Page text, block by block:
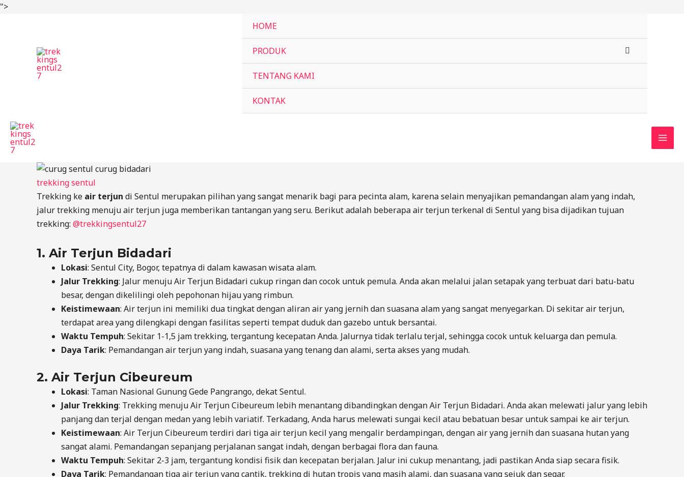
">Skip
HOME
PRODUK
TENTANG KAMI
KONTAK
trekking sentul
Trekking ke air terjun di Sentul merupakan pilihan yang sangat menarik bagi para pecinta alam, karena selain menyajikan pemandangan alam yang indah,
jalur trekking menuju air terjun juga memberikan tantangan yang seru. Berikut adalah beberapa air terjun terkenal di Sentul yang bisa dijadikan tujuan
trekking: @trekkingsentul27
1. Air Terjun Bidadari
Lokasi: Sentul City, Bogor, tepatnya di dalam kawasan wisata alam.
Jalur Trekking: Jalur menuju Air Terjun Bidadari cukup ringan dan cocok untuk pemula. Anda akan melalui jalan setapak yang terbuat dari batu-batu
besar, dengan dikelilingi oleh pepohonan hijau yang rimbun.
Keistimewaan: Air terjun ini memiliki dua tingkat dengan aliran air yang jernih dan suasana alam yang sangat menyegarkan. Di sekitar air terjun,
terdapat area yang dilengkapi dengan fasilitas seperti tempat duduk dan gazebo untuk bersantai.
Waktu Tempuh: Sekitar 1-1,5 jam trekking, tergantung kecepatan Anda. Jalurnya tidak terlalu terjal, sehingga cocok untuk keluarga dan pemula.
Daya Tarik: Pemandangan air terjun yang indah, suasana yang tenang dan alami, serta akses yang mudah.
2. Air Terjun Cibeureum
Lokasi: Taman Nasional Gunung Gede Pangrango, dekat Sentul.
Jalur Trekking: Trekking menuju Air Terjun Cibeureum lebih menantang dibandingkan dengan Air Terjun Bidadari. Anda akan melewati jalur yang lebih
panjang dan terjal dengan medan yang lebih variatif. Terkadang, Anda harus melewati sungai kecil atau bebatuan besar untuk sampai ke air terjun.
Keistimewaan: Air Terjun Cibeureum terdiri dari tiga air terjun kecil yang mengalir berdampingan, dengan air yang jernih dan suasana hutan yang
sangat alami. Pemandangan sepanjang perjalanan sangat indah, dengan berbagai flora dan fauna.
Waktu Tempuh: Sekitar 2-3 jam, tergantung kondisi fisik dan kecepatan berjalan. Jalur ini cukup menantang, jadi pastikan Anda siap secara fisik.
Daya Tarik: Pemandangan tiga air terjun yang cantik, trekking di hutan tropis yang masih alami, dan suasana yang sejuk dan segar.